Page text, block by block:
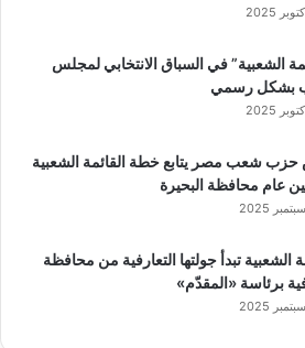
الشعبية” في السباق الانتخابي لمجلس
بشكل رسمي
شعب مصر يتابع خطة القائمة الشعبية
عام محافظة البحيرة
الشعبية تبدأ جولتها التعارفية من محافظة
برئاسة «المقدّم»